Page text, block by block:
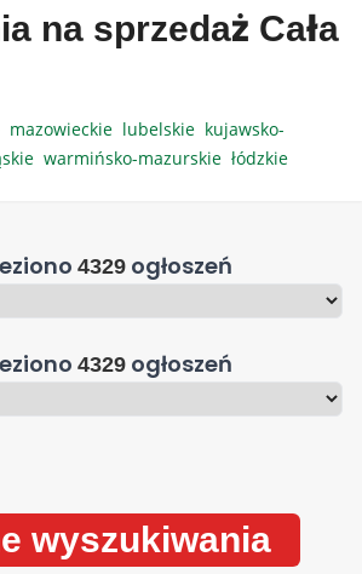
na sprzedaż Cała
mazowieckie lubelskie kujawsko-
warmińsko-mazurskie łódzkie
4329 ogłoszeń
4329 ogłoszeń
wyszukiwania